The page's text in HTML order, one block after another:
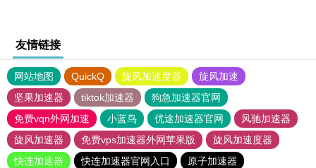
友情链接
网站地图 QuickQ 旋风加速度器
旋风加速
坚果加速器
tiktok加速器
狗急加速器官网
免费vqn外网加速
小蓝鸟 优途加速器官网
风驰加速器
旋风加速器
免费vps加速器外网苹果版
旋风加速度器
快连加速器
快连加速器官网入口
原子加速器